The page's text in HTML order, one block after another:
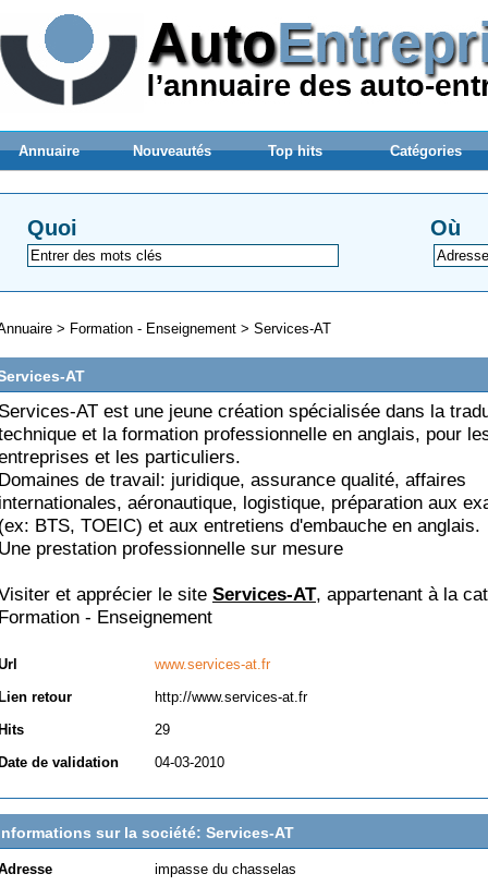
Annuaire Nouveautés Top hits Catégories
Quoi Où
> Formation - Enseignement > Services-AT
AT
AT est une jeune création spécialisée dans la
et la formation professionnelle en anglais, pour
et les particuliers.
de travail: juridique, assurance qualité, affaires
aéronautique, logistique, préparation aux
BTS, TOEIC) et aux entretiens d'embauche en anglais.
prestation professionnelle sur mesure
et apprécier le site Services-AT, appartenant à la
- Enseignement
www.services-at.fr
retour
http://www.services-at.fr
29
de validation
04-03-2010
sur la société: Services-AT
impasse du chasselas